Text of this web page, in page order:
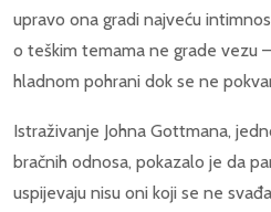
upravo ona gradi najveću
o teškim temama ne grade vezu
hladnom pohrani dok se ne
Istraživanje Johna Gottmana,
bračnih odnosa, pokazalo je da
uspijevaju nisu oni koji se ne